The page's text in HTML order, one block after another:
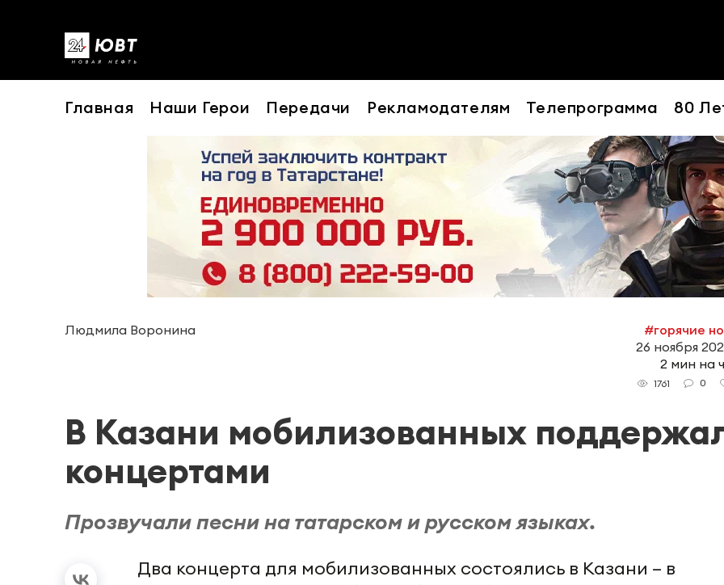
Главная Наши Герои Передачи Рекламодателям Телепрограмма 80
Людмила Воронина
#горячие
26 ноября
2 мин на
1761 0
В Казани мобилизованных
концертами
Прозвучали песни на татарском и русском языках.
Два концерта для мобилизованных состоялись в Казани – в